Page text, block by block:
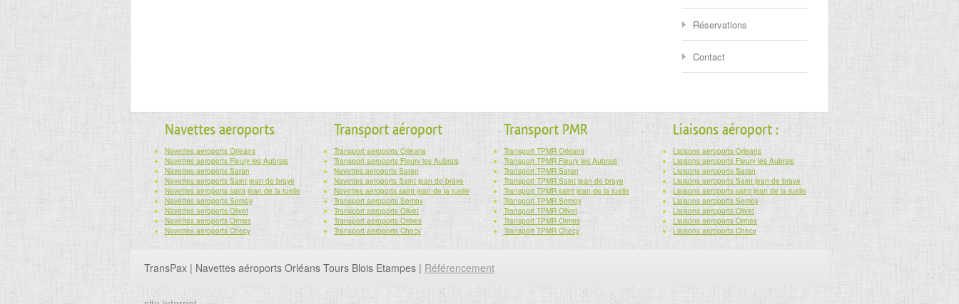
Réservations
Contact
Navettes aeroports
Navettes aeroports Orleans
Navettes aeroports Fleury les Aubrais
Navettes aeroports Saran
Navettes aeroports Saint jean de braye
Navettes aeroports saint jean de la ruelle
Navettes aeroports Semoy
Navettes aeroports Olivet
Navettes aeroports Ormes
Navettes aeroports Checy
Transport aéroport
Transport aeroports Orleans
Transport aeroports Fleury les Aubrais
Navettes aeroports Saran
Navettes aeroports Saint jean de braye
Navettes aeroports saint jean de la ruelle
Transport aeroports Semoy
Transport aeroports Olivet
Transport aeroports Ormes
Transport aeroports Checy
Transport PMR
Transport TPMR Orleans
Transport TPMR Fleury les Aubrais
Transport TPMR Saran
Transport TPMR Saint jean de braye
Transport TPMR saint jean de la ruelle
Transport TPMR Semoy
Transport TPMR Olivet
Transport TPMR Ormes
Transport TPMR Checy
Liaisons aéroport :
Liaisons aeroports Orleans
Liaisons aeroports Fleury les Aubrais
Liaisons aeroports Saran
Liaisons aeroports Saint jean de braye
Liaisons aeroports saint jean de la ruelle
Liaisons aeroports Semoy
Liaisons aeroports Olivet
Liaisons aeroports Ormes
Liaisons aeroports Checy
TransPax | Navettes aéroports Orléans Tours Blois Etampes | Référencement